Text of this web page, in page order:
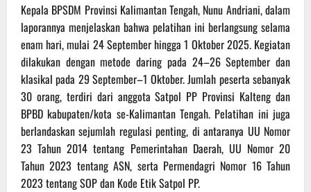
Kepala BPSDM Provinsi Kalimantan Tengah, Nunu Andriani, dalam
laporannya menjelaskan bahwa pelatihan ini berlangsung selama
enam hari, mulai 24 September hingga 1 Oktober 2025. Kegiatan
dilakukan dengan metode daring pada 24–26 September dan
klasikal pada 29 September–1 Oktober. Jumlah peserta sebanyak
30 orang, terdiri dari anggota Satpol PP Provinsi Kalteng dan
BPBD kabupaten/kota se-Kalimantan Tengah. Pelatihan ini juga
berlandaskan sejumlah regulasi penting, di antaranya UU Nomor
23 Tahun 2014 tentang Pemerintahan Daerah, UU Nomor 20
Tahun 2023 tentang ASN, serta Permendagri Nomor 16 Tahun
2023 tentang SOP dan Kode Etik Satpol PP.